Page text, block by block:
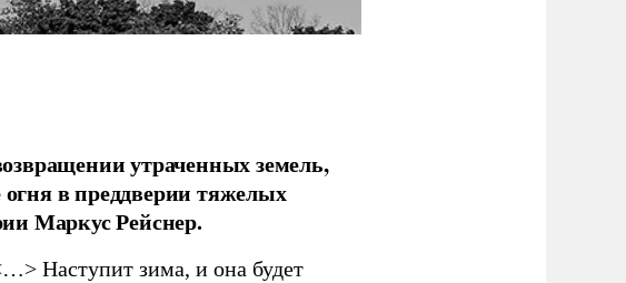
утраченных земель,
в преддверии тяжелых
Маркус Рейснер.
Наступит зима, и она будет